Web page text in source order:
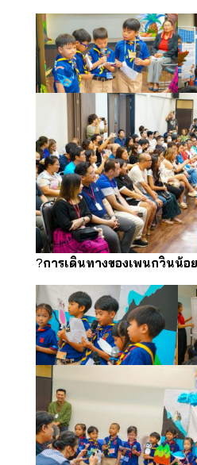
?การเดินทางของเพนกวินน้อ